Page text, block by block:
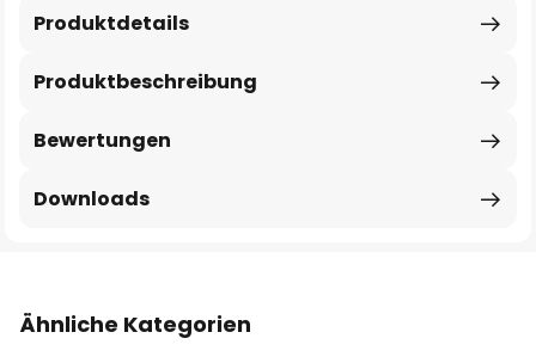
Produktbeschreibung
Produktdetails
Bewertungen
Downloads
Ähnliche Kategorien